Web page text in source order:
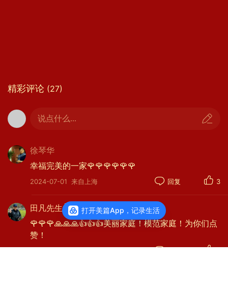
比还年轻着呢”成为托辞。一辆太子大摩
摩游齐鲁大地，尽情驰骋，赚足眼球… 。
真可谓超酷上海老克勒、山东老大爷。但
有婚外情人。在夫人眼里还是个听话的大
男孩，在家排行“小三”(如果家中养只
狗，就排行小四了）。两位美眉都是领
导，经常受“管教”，不敢“得罪”。
夫人是家中女一号，当家领导。聪慧、
勤劳、达理，专修服装设计，擅长美食烹
饪。左右脑均特发达，双手特灵巧。过目
精彩评论 (27)
说点什么...
徐琴华
幸福完美的一家🌹🌹🌹🌹🌹🌹
2024-07-01 来自上海 回复 3
田凡先生
🌹🌹🌹🙏🙏🙏👍👍👍美丽家庭！模范家庭！为你们点
赞！
打开美篇App，记录生活